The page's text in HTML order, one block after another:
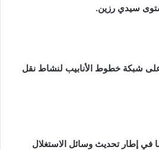
سيدي رزين.
شبكة خطوط الأنابيب لنشاط نقل
في إطار تحديث وسائل الاستغلال